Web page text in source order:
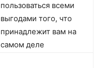
пользоваться всеми
выгодами того, что
принадлежит вам на
самом деле